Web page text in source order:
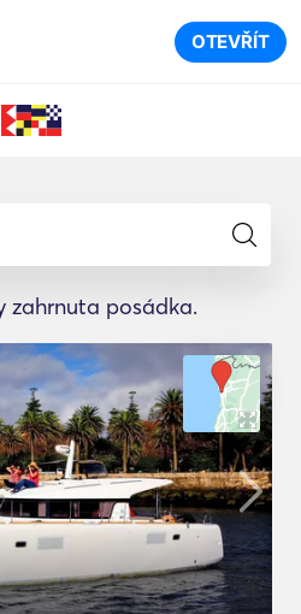
OTEVŘÍT
zahrnuta posádka.